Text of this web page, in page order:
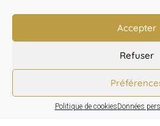
Accepter
Refuser
Politique de cookiesDonnées